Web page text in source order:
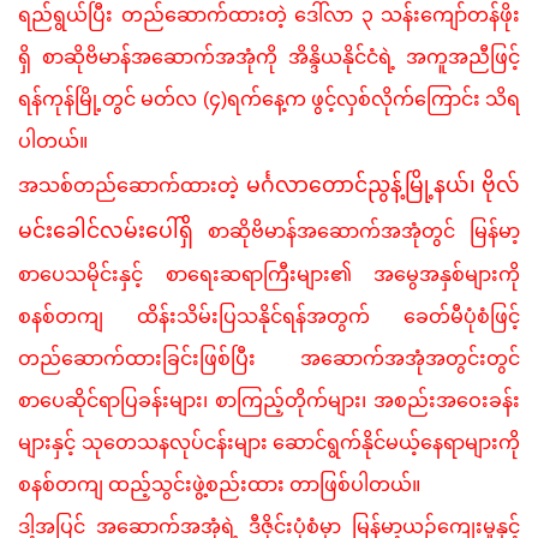
ရည်ရွယ်ပြီး တည်ဆောက်ထားတဲ့ ဒေါ်လာ ၃ သန်းကျော်တန်ဖိုး
ရှိ စာဆိုဗိမာန်အဆောက်အအုံကို အိန္ဒိယနိုင်ငံရဲ့ အကူအညီဖြင့်
ရန်ကုန်မြို့တွင် မတ်လ (၄)ရက်နေ့က ဖွင့်လှစ်လိုက်ကြောင်း သိရ
ပါတယ်။
အသစ်တည်ဆောက်ထားတဲ့ မင်္ဂလာတောင်ညွန့်မြို့နယ်၊ ဗိုလ်
မင်းခေါင်လမ်းပေါ်ရှိ စာဆိုဗိမာန်အဆောက်အအုံတွင် မြန်မာ့
စာပေသမိုင်းနှင့် စာရေးဆရာကြီးများ၏ အမွေအနှစ်များကို
စနစ်တကျ ထိန်းသိမ်းပြသနိုင်ရန်အတွက် ခေတ်မီပုံစံဖြင့်
တည်ဆောက်ထားခြင်းဖြစ်ပြီး အဆောက်အအုံအတွင်းတွင်
စာပေဆိုင်ရာပြခန်းများ၊ စာကြည့်တိုက်များ၊ အစည်းအဝေးခန်း
များနှင့် သုတေသနလုပ်ငန်းများ ဆောင်ရွက်နိုင်မယ့်နေရာများကို
စနစ်တကျ ထည့်သွင်းဖွဲ့စည်းထား တာဖြစ်ပါတယ်။
ဒါ့အပြင် အဆောက်အအုံရဲ့ ဒီဇိုင်းပုံစံမှာ မြန်မာ့ယဉ်ကျေးမှုနှင့်